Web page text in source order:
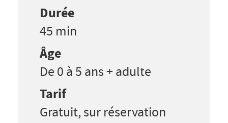
Durée
45 min
Âge
De 0 à 5 ans + adulte
Tarif
Gratuit, sur réservation